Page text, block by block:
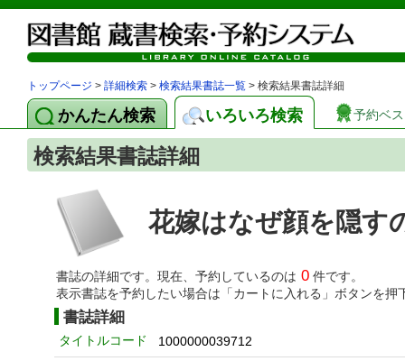
トップページ > 詳細検索 > 検索結果書誌一覧 > 検索結果書誌詳細
かんたん検索 いろいろ検索 予約ベ
検索結果書誌詳細
花嫁はなぜ顔を隠す
書誌の詳細です。現在、予約しているのは 0 件です。
表示書誌を予約したい場合は「カートに入れる」ボタンを押
書誌詳細
タイトルコード 1000000039712